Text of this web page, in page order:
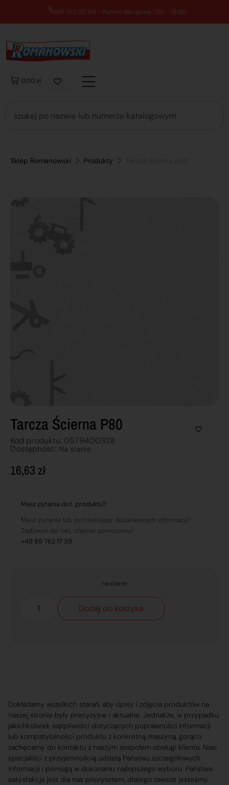
89 762 00 69 - Pomoc zakupowa 7:00 - 16:00
0,00 zł
Sklep Romanowski Produkty
Tarcza Ścierna P80
Kod produktu: 0579400328
Dostępnosć: Na stanie
16,63 zł
Masz pytania dot. produktu?
Masz pytania lub potrzebujesz dodatkowych informacji?
Zadzwoń do nas, chętnie pomożemy!
+48 89 762 17 39
na stanie
Dodaj do koszyka
Dokładamy wszelkich starań, aby opisy i zdjęcia produktów na
naszej stronie były precyzyjne i aktualne. Jednakże, w przypadku
jakichkolwiek wątpliwości dotyczących poprawności informacji
lub kompatybilności produktu z konkretną maszyną, gorąco
zachęcamy do kontaktu z naszym zespołem obsługi klienta. Nasi
specjaliści z przyjemnością udzielą Państwu szczegółowych
informacji i pomogą w dokonaniu najlepszego wyboru. Państwa
satysfakcja jest dla nas priorytetem, dlatego zawsze jesteśmy